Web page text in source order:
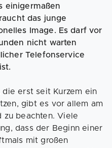
einigermaßen
das junge
Image. Es darf vor
nicht warten
Telefonservice
erst seit Kurzem ein
gibt es vor allem am
zu beachten. Viele
dass der Beginn einer
mit großen